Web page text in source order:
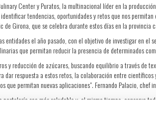
Center y Puratos, la multinacional líder en la
tendencias, oportunidades y retos que nos
Girona, que se celebra durante estos días en la provincia
entidades el año pasado, con el objetivo de investigar en
que permitan reducir la presencia de determinados
y reducción de azúcares, buscando equilibrio a través de
dar respuesta a estos retos, la colaboración entre
que permitan nuevas aplicaciones". Fernando Palacio,
sea más saludable y, al mismo tiempo, conserve
el compromiso de Puratos por alcanzar una
consecutivo con una institución gastronómica como